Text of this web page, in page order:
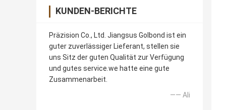
KUNDEN-BERICHTE
Präzision Co., Ltd. Jiangsus Golbond ist ein
guter zuverlässiger Lieferant, stellen sie
uns Sitz der guten Qualität zur Verfügung
und gutes service.we hatte eine gute
Zusammenarbeit.
—— Ali